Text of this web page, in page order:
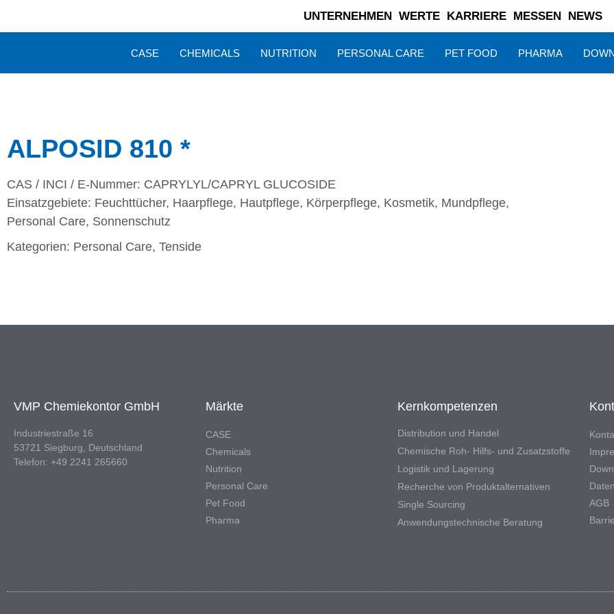
UNTERNEHMEN WERTE KARRIERE MESSEN NEWS
CASE CHEMICALS NUTRITION PERSONAL CARE PET FOOD PHARMA
ALPOSID 810 *
CAS / INCI / E-Nummer: CAPRYLYL/CAPRYL GLUCOSIDE
Einsatzgebiete: Feuchttücher, Haarpflege, Hautpflege, Körperpflege, Kosmetik, Mundpflege,
Personal Care, Sonnenschutz
Kategorien: Personal Care, Tenside
VMP Chemiekontor GmbH
Industriestraße 16
53721 Siegburg, Deutschland
Telefon: +49 2241 265660
Märkte
CASE
Chemicals
Nutrition
Personal Care
Pet Food
Pharma
Kernkompetenzen
Distribution und Handel
Chemische Roh- Hilfs- und Zusatzstoffe
Logistik und Lagerung
Recherche von Produktalternativen
Single Sourcing
Anwendungstechnische Beratung
AGB